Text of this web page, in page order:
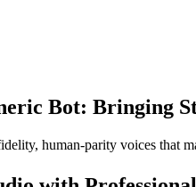
Bot: Bringing
human-parity voices that